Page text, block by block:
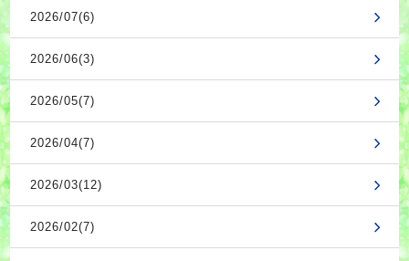
2026/07(6)
2026/06(3)
2026/05(7)
2026/04(7)
2026/03(12)
2026/02(7)